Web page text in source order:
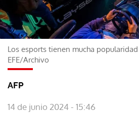
Los esports tienen mucha
EFE/Archivo
AFP
14 de junio 2024 - 15:46